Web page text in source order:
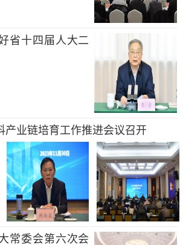
省十四届人大二
产业链培育工作推进会议召开
常委会第六次会